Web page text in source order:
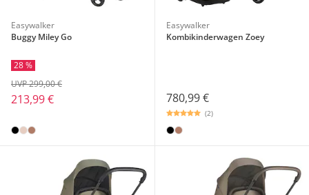
Easywalker
Buggy Miley Go
28 %
213,99 €
UVP 299,00 €
Easywalker
Kombikinderwagen Zoey
780,99 €
(2)